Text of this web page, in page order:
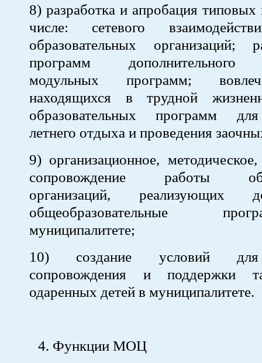
8) разработка и апробация
числе: сетевого
образовательных организаций;
программ дополнительного
модульных программ;
находящихся в трудной
образовательных программ
летнего отдыха и проведения
9) организационное, методическое,
сопровождение работы
организаций, реализующих
общеобразовательные
муниципалитете;
10) создание условий для
сопровождения и поддержки
одаренных детей в муниципалитете.
Функции МОЦ